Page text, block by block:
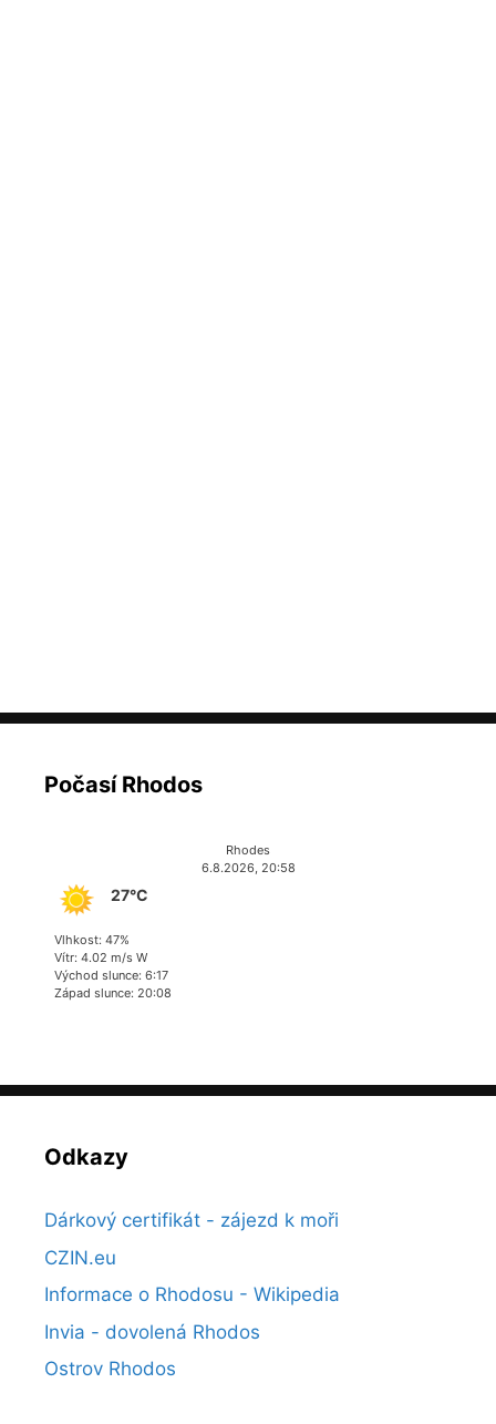
Počasí Rhodos
Rhodes
6.8.2026, 20:58
27°C
Vlhkost: 47%
Vítr: 4.02 m/s W
Východ slunce: 6:17
Západ slunce: 20:08
Odkazy
Dárkový certifikát - zájezd k moři
CZIN.eu
Informace o Rhodosu - Wikipedia
Invia - dovolená Rhodos
Ostrov Rhodos